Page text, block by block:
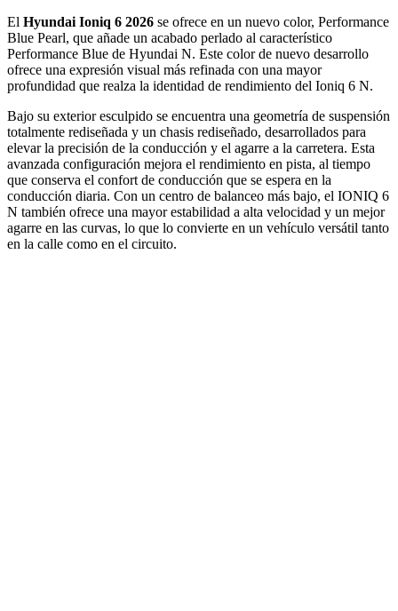
El Hyundai Ioniq 6 2026 se ofrece en un nuevo color, Performance
Blue Pearl, que añade un acabado perlado al característico
Performance Blue de Hyundai N. Este color de nuevo desarrollo
ofrece una expresión visual más refinada con una mayor
profundidad que realza la identidad de rendimiento del Ioniq 6 N.
Bajo su exterior esculpido se encuentra una geometría de suspensión
totalmente rediseñada y un chasis rediseñado, desarrollados para
elevar la precisión de la conducción y el agarre a la carretera. Esta
avanzada configuración mejora el rendimiento en pista, al tiempo
que conserva el confort de conducción que se espera en la
conducción diaria. Con un centro de balanceo más bajo, el IONIQ 6
N también ofrece una mayor estabilidad a alta velocidad y un mejor
agarre en las curvas, lo que lo convierte en un vehículo versátil tanto
en la calle como en el circuito.